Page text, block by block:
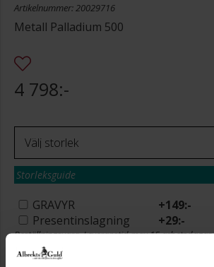
Artikelnummer: 20029716
Metall Palladium 500
4 798:-
Storleksguide
GRAVYR +149:-
Presentinslagning
+29:-
Beställningsvara. Leveranstid max 15 arbetsdagar.
Se köpvillkor för beställningsvaror.
✅ Alltid grymma deals.